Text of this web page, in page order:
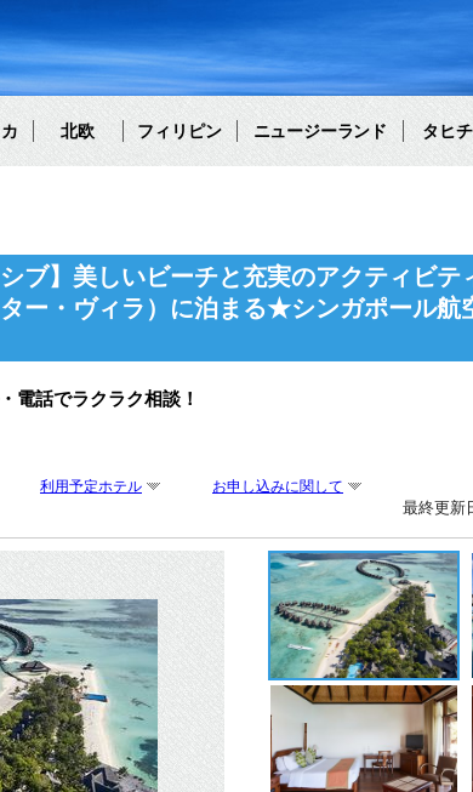
北欧 フィリピン ニュージーランド タヒチ
ブ】美しいビーチと充実のアクティビテ
ー・ヴィラ）に泊まる★シンガポール航
電話でラクラク相談！
利用予定ホテル お申し込みに関して
最終更新